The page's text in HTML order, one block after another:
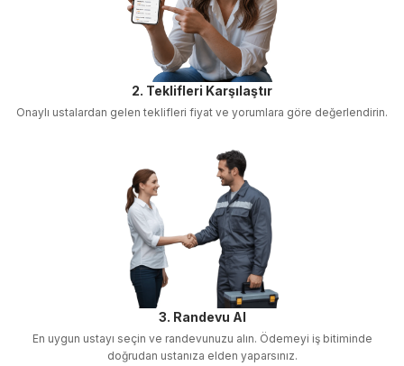
2. Teklifleri Karşılaştır
Onaylı ustalardan gelen teklifleri fiyat ve yorumlara göre değerlendirin.
3. Randevu Al
En uygun ustayı seçin ve randevunuzu alın. Ödemeyi iş bitiminde
doğrudan ustanıza elden yaparsınız.